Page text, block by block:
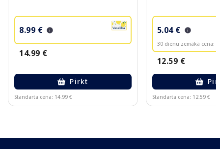
8.99 €
14.99 €
Pirkt
Standarta cena: 14.99 €
5.04 €
30 dienu zemākā cena:
12.59 €
Standarta cena: 12.59 €